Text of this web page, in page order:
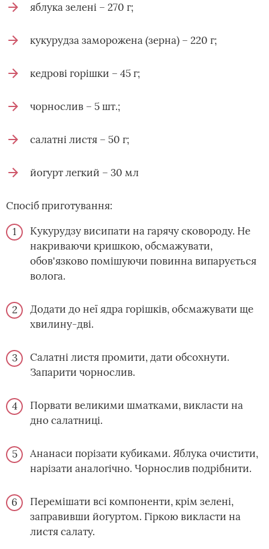
яблука зелені – 270 г;
кукурудза заморожена (зерна) – 220 г;
кедрові горішки – 45 г;
чорнослив – 5 шт.;
салатні листя – 50 г;
йогурт легкий – 30 мл
Спосіб приготування:
Кукурудзу висипати на гарячу сковороду. Не
накриваючи кришкою, обсмажувати,
обов'язково помішуючи повинна випарується
волога.
Додати до неї ядра горішків, обсмажувати ще
хвилину-дві.
Салатні листя промити, дати обсохнути.
Запарити чорнослив.
Порвати великими шматками, викласти на
дно салатниці.
Ананаси порізати кубиками. Яблука очистити,
нарізати аналогічно. Чорнослив подрібнити.
Перемішати всі компоненти, крім зелені,
заправивши йогуртом. Гіркою викласти на
листя салату.